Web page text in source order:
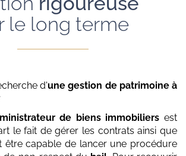
le long terme
d'une gestion de patrimoine à
de biens immobiliers est
le fait de gérer les contrats ainsi que
être capable de lancer une procédure